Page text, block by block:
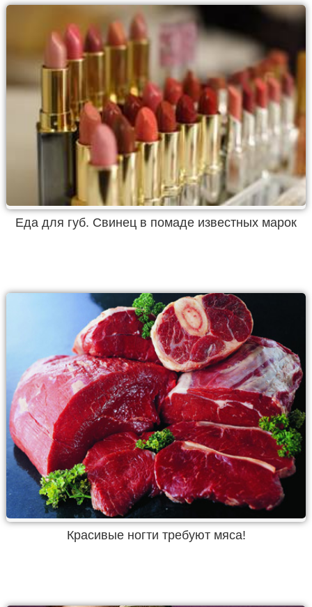
Еда для губ. Свинец в помаде известных марок
Красивые ногти требуют мяса!